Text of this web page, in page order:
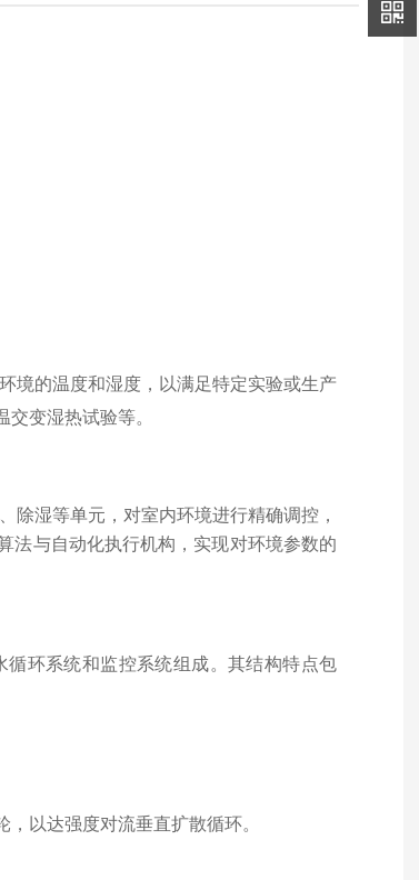
境的温度和湿度，以满足特定实验或生产
变湿热试验等‌。
除湿等单元，对室内环境进行精确调控，
法与自动化执行机构，实现对环境参数的
环系统和监控系统组成。其结构特点包
以达强度对流垂直扩散循环。